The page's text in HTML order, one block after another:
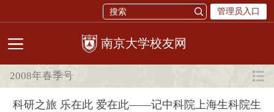
管理员入口
校友网
2008年春季号
科研之旅 乐在此 爱在此——记中科院上海生科院生